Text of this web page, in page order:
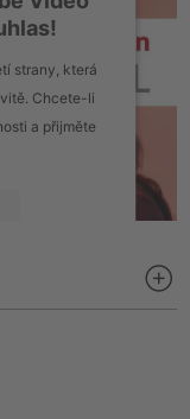
strany, která
Chcete-li
a přijměte
Platform